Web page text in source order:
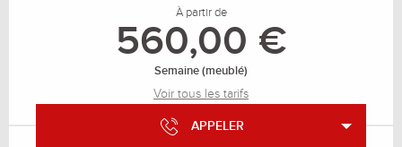
À partir de
560,00 €
Semaine (meublé)
Voir tous les tarifs
APPELER